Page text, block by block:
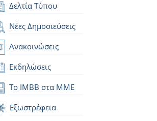
Δελτία Τύπου
Νέες Δημοσιεύσεις
Ανακοινώσεις
Εκδηλώσεις
Το IMBB στα ΜΜΕ
Εξωστρέφεια